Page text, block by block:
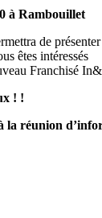
à Rambouillet
de
êtes intéressés
Franchisé
! !
la réunion